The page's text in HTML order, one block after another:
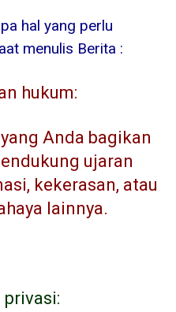
hal yang perlu
menulis Berita :
hukum:
Anda bagikan
ujaran
kekerasan, atau
lainnya.
privasi: